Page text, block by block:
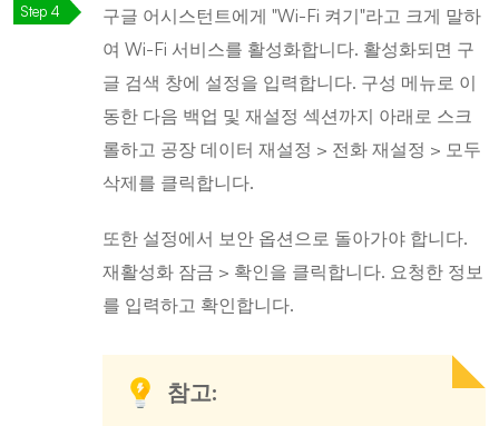
구글 어시스턴트에게 "Wi-Fi 켜기"라고 크게 말하
여 Wi-Fi 서비스를 활성화합니다. 활성화되면 구
글 검색 창에 설정을 입력합니다. 구성 메뉴로 이
동한 다음 백업 및 재설정 섹션까지 아래로 스크
롤하고 공장 데이터 재설정 > 전화 재설정 > 모두
삭제를 클릭합니다.
또한 설정에서 보안 옵션으로 돌아가야 합니다.
재활성화 잠금 > 확인을 클릭합니다. 요청한 정보
를 입력하고 확인합니다.
참고: